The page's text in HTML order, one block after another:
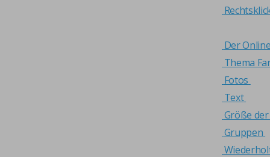
Der
Thema
Fotos
Text
Größe
Gruppen